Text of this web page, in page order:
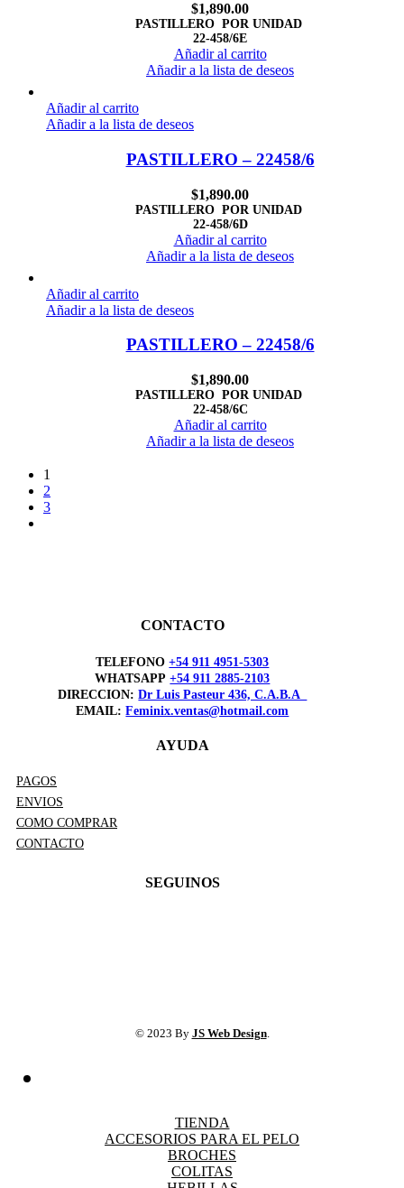
$1,890.00
PASTILLERO POR UNIDAD
22-458/6E
Añadir al carrito
Añadir a la lista de deseos
Añadir al carrito
Añadir a la lista de deseos
PASTILLERO – 22458/6
$1,890.00
PASTILLERO POR UNIDAD
22-458/6D
Añadir al carrito
Añadir a la lista de deseos
Añadir al carrito
Añadir a la lista de deseos
PASTILLERO – 22458/6
$1,890.00
PASTILLERO POR UNIDAD
22-458/6C
Añadir al carrito
Añadir a la lista de deseos
1
2
3
CONTACTO
TELEFONO+54 911 4951-5303
WHATSAPP+54 911 2885-2103
DIRECCION:Dr Luis Pasteur 436, C.A.B.A
EMAIL:Feminix.ventas@hotmail.com
AYUDA
PAGOS
ENVIOS
COMO COMPRAR
CONTACTO
SEGUINOS
© 2023 By JS Web Design.
TIENDA
ACCESORIOS PARA EL PELO
BROCHES
COLITAS